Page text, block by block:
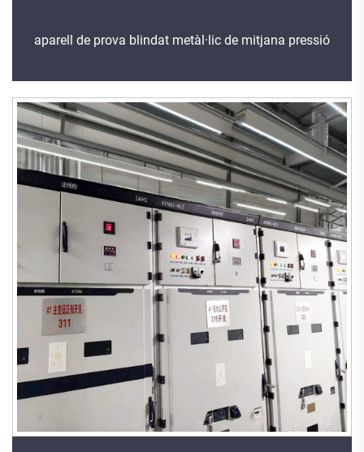
aparell de prova blindat metàl·lic de mitjana pressió